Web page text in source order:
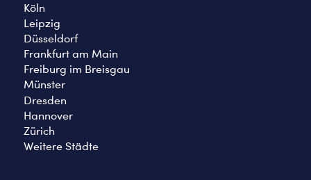
Köln
Leipzig
Düsseldorf
Frankfurt am Main
Freiburg im Breisgau
Münster
Dresden
Hannover
Zürich
Weitere Städte